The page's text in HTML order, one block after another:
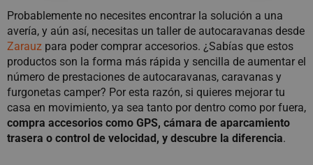
Probablemente no necesites encontrar la solución a una
avería, y aún así, necesitas un taller de autocaravanas desde
Zarauz para poder comprar accesorios. ¿Sabías que estos
productos son la forma más rápida y sencilla de aumentar el
número de prestaciones de autocaravanas, caravanas y
furgonetas camper? Por esta razón, si quieres mejorar tu
casa en movimiento, ya sea tanto por dentro como por fuera,
compra accesorios como GPS, cámara de aparcamiento
trasera o control de velocidad, y descubre la diferencia.